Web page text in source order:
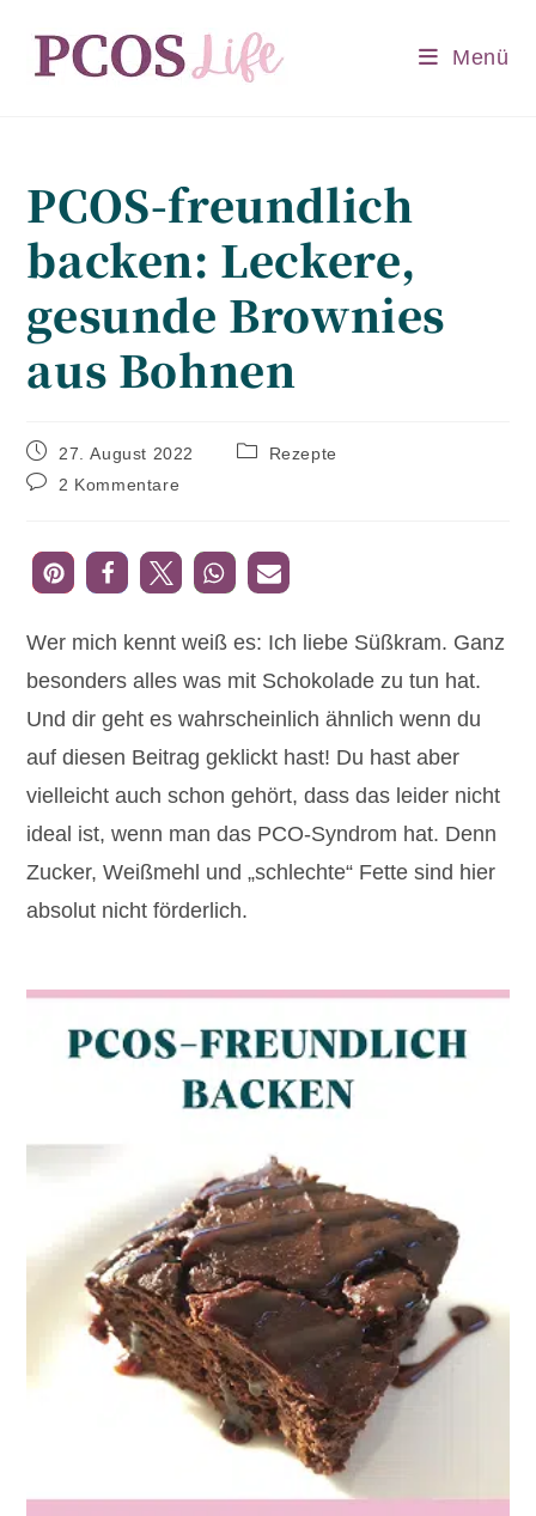
Inhalt
springen
Menü
PCOS-freundlich
backen: Leckere,
gesunde Brownies
aus Bohnen
Beitrag
veröffentlicht:
27. August 2022
Beitrags-
Rezepte
Beitrags-
2 Kommentare
Wer mich kennt weiß es: Ich liebe Süßkram. Ganz
besonders alles was mit Schokolade zu tun hat.
Und dir geht es wahrscheinlich ähnlich wenn du
auf diesen Beitrag geklickt hast! Du hast aber
vielleicht auch schon gehört, dass das leider nicht
ideal ist, wenn man das PCO-Syndrom hat. Denn
Zucker, Weißmehl und „schlechte“ Fette sind hier
absolut nicht förderlich.